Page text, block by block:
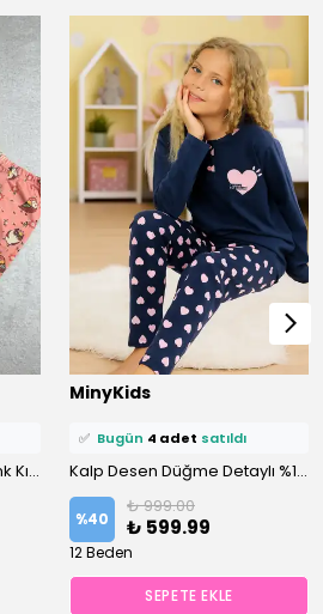
Baykuş Desen Somon Renk Kız Çocuk Pijama Takım
MinyKids
⭐️ Bu ürünü17 kişifavoriledi!
11 kişi
✅ Bugün 4 adet satıldı
Kalp Desen Düğme Detaylı %100 Pamuk Lacivert Kız Çocuk Pijama Takım
%40
₺ 999.00
₺ 599.99
12 Beden
SEPETE EKLE